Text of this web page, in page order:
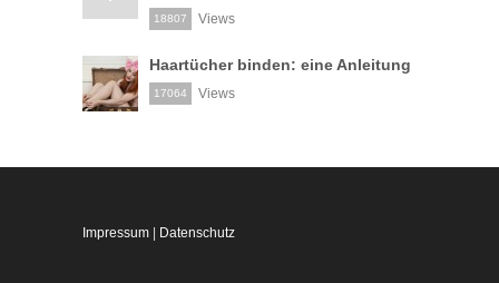
18807 Views
Haartücher binden: eine Anleitung
17064 Views
Impressum Datenschutz